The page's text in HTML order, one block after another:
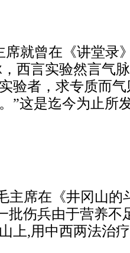
就曾在《讲堂录
西言实验然言气
验者，求专质而
”这是迄今为止所
席在《井冈山的
批伤兵由于营养不
上,用中西两法治